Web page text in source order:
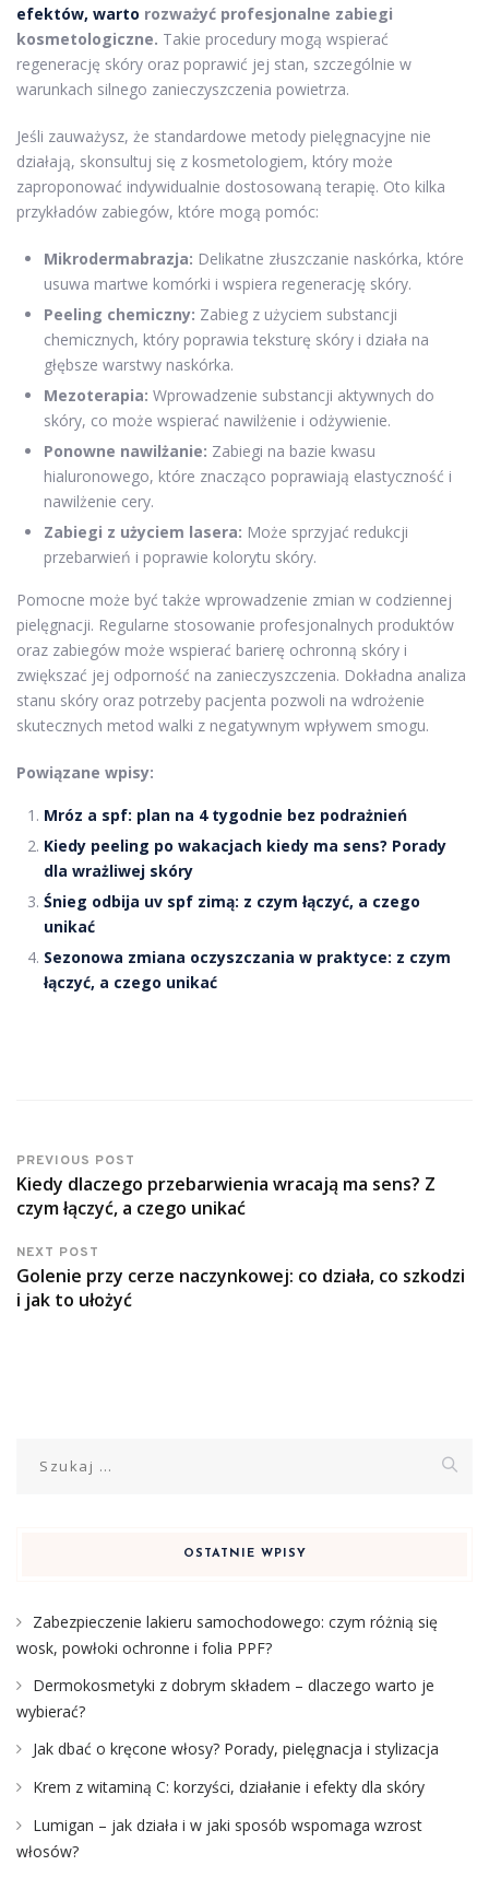
efektów, warto rozważyć profesjonalne zabiegi
kosmetologiczne. Takie procedury mogą wspierać
regenerację skóry oraz poprawić jej stan, szczególnie w
warunkach silnego zanieczyszczenia powietrza.
Jeśli zauważysz, że standardowe metody pielęgnacyjne nie
działają, skonsultuj się z kosmetologiem, który może
zaproponować indywidualnie dostosowaną terapię. Oto kilka
przykładów zabiegów, które mogą pomóc:
Mikrodermabrazja: Delikatne złuszczanie naskórka, które
usuwa martwe komórki i wspiera regenerację skóry.
Peeling chemiczny: Zabieg z użyciem substancji
chemicznych, który poprawia teksturę skóry i działa na
głębsze warstwy naskórka.
Mezoterapia: Wprowadzenie substancji aktywnych do
skóry, co może wspierać nawilżenie i odżywienie.
Ponowne nawilżanie: Zabiegi na bazie kwasu
hialuronowego, które znacząco poprawiają elastyczność i
nawilżenie cery.
Zabiegi z użyciem lasera: Może sprzyjać redukcji
przebarwień i poprawie kolorytu skóry.
Pomocne może być także wprowadzenie zmian w codziennej
pielęgnacji. Regularne stosowanie profesjonalnych produktów
oraz zabiegów może wspierać barierę ochronną skóry i
zwiększać jej odporność na zanieczyszczenia. Dokładna analiza
stanu skóry oraz potrzeby pacjenta pozwoli na wdrożenie
skutecznych metod walki z negatywnym wpływem smogu.
Powiązane wpisy:
Mróz a spf: plan na 4 tygodnie bez podrażnień
Kiedy peeling po wakacjach kiedy ma sens? Porady
dla wrażliwej skóry
Śnieg odbija uv spf zimą: z czym łączyć, a czego
unikać
Sezonowa zmiana oczyszczania w praktyce: z czym
łączyć, a czego unikać
PREVIOUS POST
Kiedy dlaczego przebarwienia wracają ma sens? Z
czym łączyć, a czego unikać
NEXT POST
Golenie przy cerze naczynkowej: co działa, co szkodzi
i jak to ułożyć
OSTATNIE WPISY
Zabezpieczenie lakieru samochodowego: czym różnią się
wosk, powłoki ochronne i folia PPF?
Dermokosmetyki z dobrym składem – dlaczego warto je
wybierać?
Jak dbać o kręcone włosy? Porady, pielęgnacja i stylizacja
Krem z witaminą C: korzyści, działanie i efekty dla skóry
Lumigan – jak działa i w jaki sposób wspomaga wzrost
włosów?